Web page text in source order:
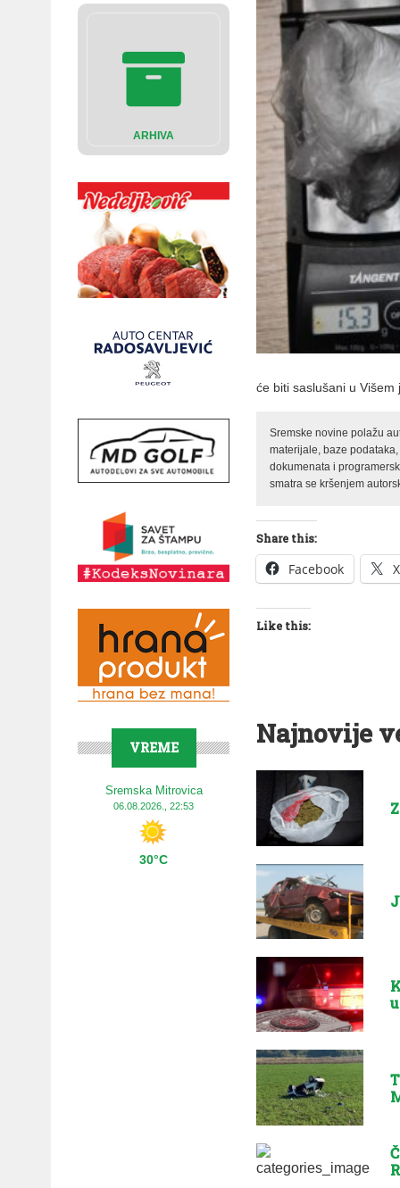
ARHIVA
VREME
Sremska Mitrovica
06.08.2026., 22:53
30°C
će biti saslušani u
Sremske novine polažu
materijale, baze
dokumenata i
smatra se kršenjem
Share this:
Facebook X
Like this:
Najnovije